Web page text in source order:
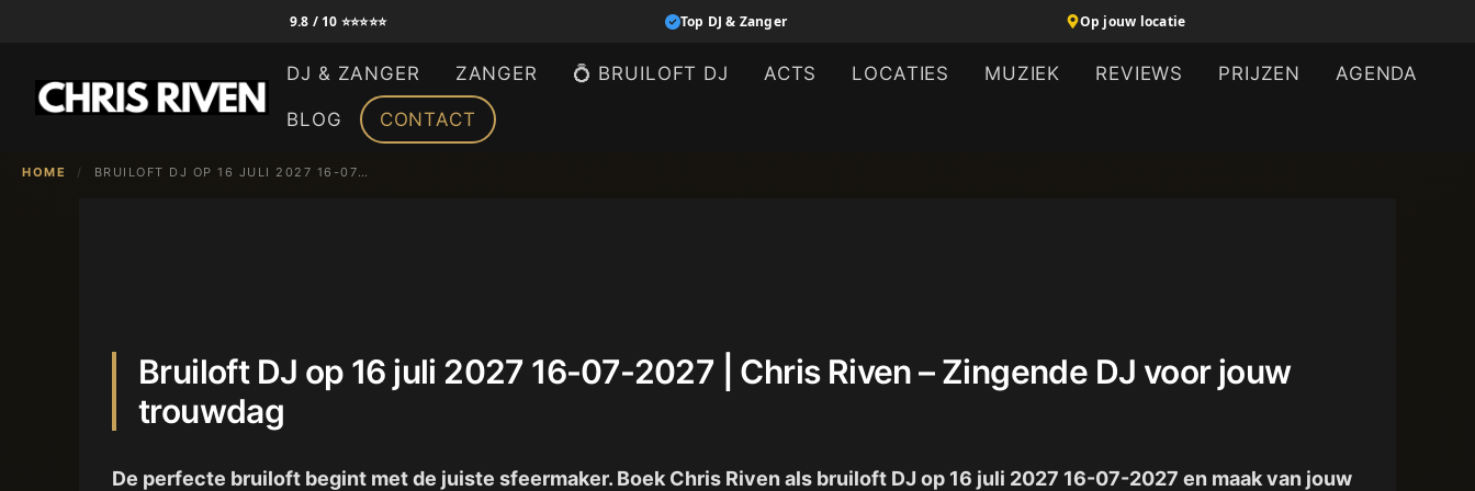
inhoud
9.8 / 10 ⭐⭐⭐⭐⭐ Top DJ & Zanger Op jouw locatie
DJ & ZANGER ZANGER 💍 BRUILOFT DJ ACTS LOCATIES MUZIEK REVIEWS PRIJZEN AGENDA
BLOG CONTACT
HOME / BRUILOFT DJ OP 16 JULI 2027 16-07-2027 | CHRIS RIVEN – ZINGENDE DJ VOOR JOUW TROUWDAG
Bruiloft DJ op 16 juli 2027 16-07-2027 | Chris Riven – Zingende DJ voor jouw
trouwdag
De perfecte bruiloft begint met de juiste sfeermaker. Boek Chris Riven als bruiloft DJ op 16 juli 2027 16-07-2027 en maak van jouw